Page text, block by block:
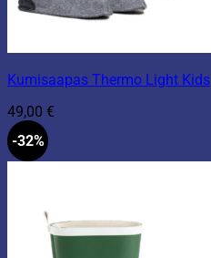
Kumisaapas Thermo Light Kids
49,00 €
-32%